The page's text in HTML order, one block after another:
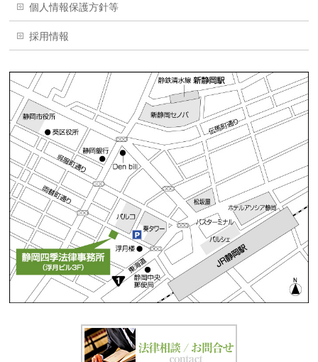
個人情報保護方針等
採用情報